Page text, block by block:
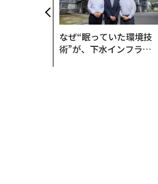
なぜ“眠っていた環境技
術”が、下水インフラを